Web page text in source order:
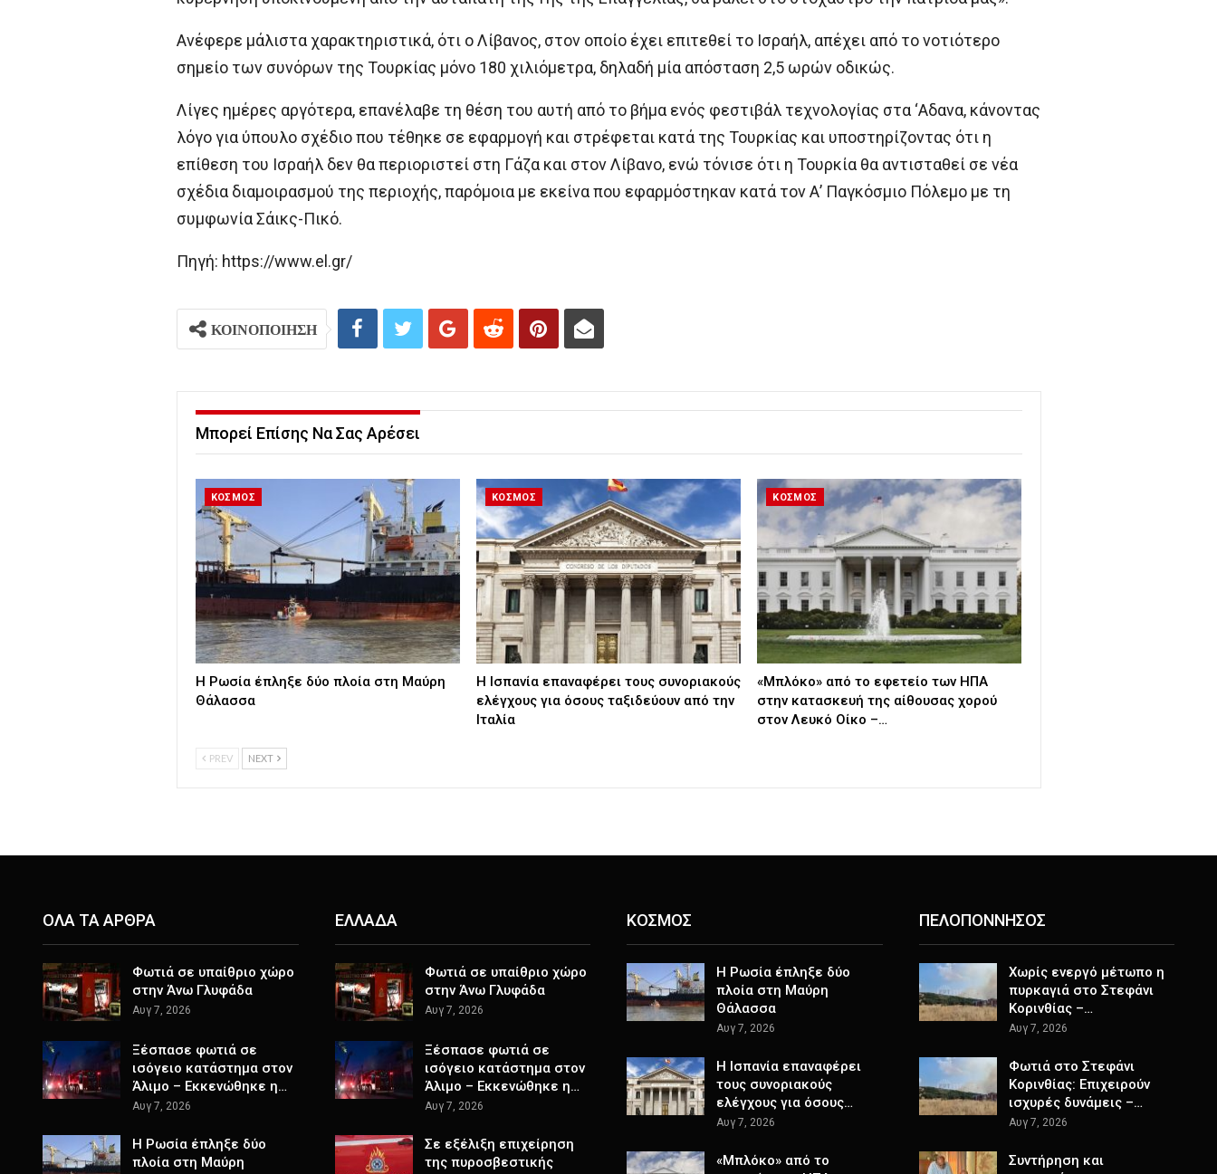
Ανέφερε μάλιστα χαρακτηριστικά, ότι ο Λίβανος, στον οποίο έχει επιτεθεί το Ισραήλ, απέχει από το νοτιότερο
σημείο των συνόρων της Τουρκίας μόνο 180 χιλιόμετρα, δηλαδή μία απόσταση 2,5 ωρών οδικώς.
Λίγες ημέρες αργότερα, επανέλαβε τη θέση του αυτή από το βήμα ενός φεστιβάλ τεχνολογίας στα ‘Αδανα, κάνοντας
λόγο για ύπουλο σχέδιο που τέθηκε σε εφαρμογή και στρέφεται κατά της Τουρκίας και υποστηρίζοντας ότι η
επίθεση του Ισραήλ δεν θα περιοριστεί στη Γάζα και στον Λίβανο, ενώ τόνισε ότι η Τουρκία θα αντισταθεί σε νέα
σχέδια διαμοιρασμού της περιοχής, παρόμοια με εκείνα που εφαρμόστηκαν κατά τον Α’ Παγκόσμιο Πόλεμο με τη
συμφωνία Σάικς-Πικό.
Πηγή: https://www.el.gr/
ΚΟΙΝΟΠΟΙΗΣΗ
Μπορεί Επίσης Να Σας Αρέσει
ΚΟΣΜΟΣ
Η Ρωσία έπληξε δύο πλοία στη Μαύρη
Θάλασσα
ΚΟΣΜΟΣ
H Ισπανία επαναφέρει τους συνοριακούς
ελέγχους για όσους ταξιδεύουν από την
Ιταλία
ΚΟΣΜΟΣ
«Μπλόκο» από το εφετείο των ΗΠΑ
στην κατασκευή της αίθουσας χορού
στον Λευκό Οίκο –…
PREV NEXT
ΟΛΑ ΤΑ ΑΡΘΡΑ
Φωτιά σε υπαίθριο χώρο
στην Άνω Γλυφάδα
Αυγ 7, 2026
Ξέσπασε φωτιά σε
ισόγειο κατάστημα στον
Άλιμο – Εκκενώθηκε η…
Αυγ 7, 2026
Η Ρωσία έπληξε δύο
πλοία στη Μαύρη
ΕΛΛΑΔΑ
Φωτιά σε υπαίθριο χώρο
στην Άνω Γλυφάδα
Αυγ 7, 2026
Ξέσπασε φωτιά σε
ισόγειο κατάστημα στον
Άλιμο – Εκκενώθηκε η…
Αυγ 7, 2026
Σε εξέλιξη επιχείρηση
της πυροσβεστικής
ΚΟΣΜΟΣ
Η Ρωσία έπληξε δύο
πλοία στη Μαύρη
Θάλασσα
Αυγ 7, 2026
H Ισπανία επαναφέρει
τους συνοριακούς
ελέγχους για όσους…
Αυγ 7, 2026
«Μπλόκο» από το
ΠΕΛΟΠΟΝΝΗΣΟΣ
Χωρίς ενεργό μέτωπο η
πυρκαγιά στο Στεφάνι
Κορινθίας –…
Αυγ 7, 2026
Φωτιά στο Στεφάνι
Κορινθίας: Επιχειρούν
ισχυρές δυνάμεις –…
Αυγ 7, 2026
Συντήρηση και